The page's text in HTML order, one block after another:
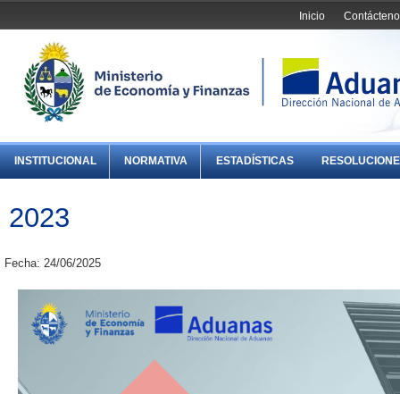
Inicio
INSTITUCIONAL NORMATIVA ESTADÍSTICAS
2023
Fecha: 24/06/2025